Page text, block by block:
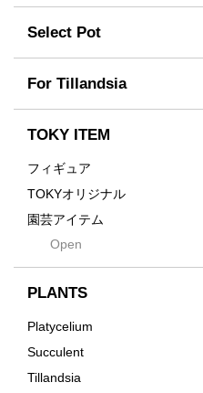
For
Former
Fused
Earth
emeth
Enhance
Grid
Innocence
Kodama
tamanhayat
TETSUYA OZAWA
Scratch
Takehiro Ito
Yuya Iha
Select Pot
For Tillandsia
TOKY ITEM
フィギュア
TOKYオリジナル
園芸アイテム
土・化粧石・活力剤
インテリア・デザイン雑貨
Tシャツ・バッグ
その他
Open
PLANTS
Platycelium
Succulent
Tillandsia